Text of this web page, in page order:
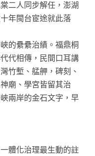
二人同步解任，澎湖
年閩台宦途就此落
的纍纍治績。福鼎桐
代相傳，民間口耳講
竹塹、艋舺，碑刻、
廟、學宮皆留其治
兩岸的金石文字，早
體化治理最生動的註